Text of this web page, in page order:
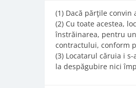
(1) Dacă părţile
(2) Cu toate acestea,
înstrăinarea, pentru
contractului, conform
(3) Locatarul căruia i
la despăgubire nici